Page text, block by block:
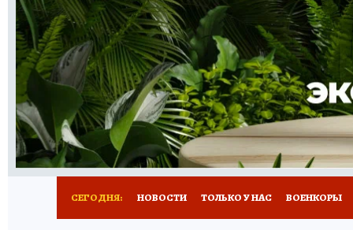
КНИЖНАЯ ПОЛКА ПРОГНОЗЫ НА СПОРТ
ПРЕСС-ЦЕНТР НЕДВИЖИМОСТЬ
РАДИО КП РЕКЛАМА ТЕСТЫ НОВОЕ
СЕГОДНЯ: НОВОСТИ ТОЛЬКО У НАС ВОЕНКОРЫ